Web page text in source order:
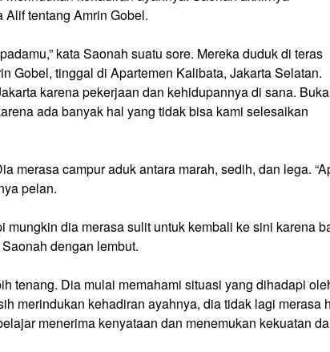
tentang Amrin Gobel.
kata Saonah suatu sore. Mereka duduk di teras
Gobel, tinggal di Apartemen Kalibata, Jakarta Selatan.
karena pekerjaan dan kehidupannya di sana.
ada banyak hal yang tidak bisa kami selesaikan
merasa campur aduk antara marah, sedih, dan lega.
pelan.
mungkin dia merasa sulit untuk kembali ke sini karena
dengan lembut.
tenang. Dia mulai memahami situasi yang dihadapi
merindukan kehadiran ayahnya, dia tidak lagi merasa
menerima kenyataan dan menemukan kekuatan